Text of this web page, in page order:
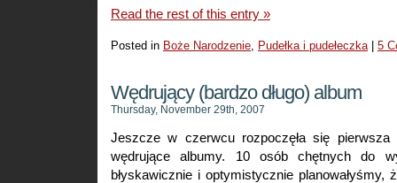
Read the rest of this entry »
Posted in Boże Narodzenie, Pudełka i pudełeczka| 5
Wędrujący (bardzo długo) album
Thursday, November 29th, 2007
Jeszcze w czerwcu rozpoczęła się
wędrujące albumy. 10 osób chętnych do
błyskawicznie i optymistycznie planowałyśmy,